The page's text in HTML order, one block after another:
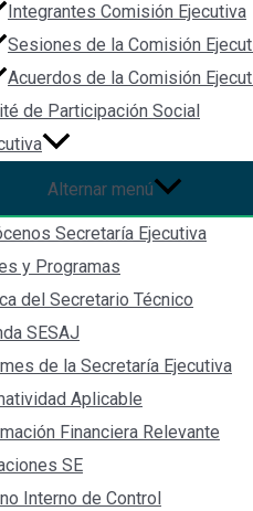
Integrantes Comisión Ejecutiva
Sesiones de la Comisión
Acuerdos de la Comisión
de Participación Social
Alternar menú
Secretaría Ejecutiva
y Programas
del Secretario Técnico
SESAJ
de la Secretaría Ejecutiva
Aplicable
Financiera Relevante
SE
Interno de Control
de Veracruz de Ignacio de la